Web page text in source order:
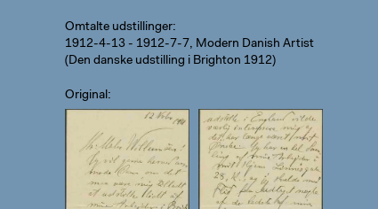
Omtalte udstillinger
1912-4-13 - 1912-7-7, Modern Danish Artist
(Den danske udstilling i Brighton 1912)
Original